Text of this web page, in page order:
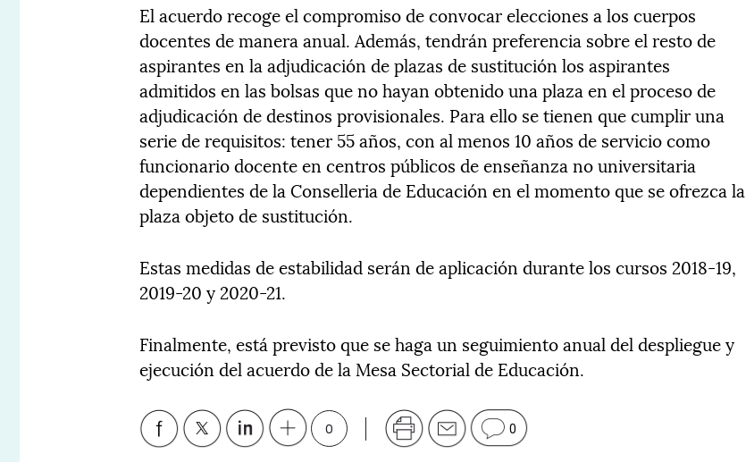
El acuerdo recoge el compromiso de convocar elecciones a los cuerpos
docentes de manera anual. Además, tendrán preferencia sobre el resto de
aspirantes en la adjudicación de plazas de sustitución los aspirantes
admitidos en las bolsas que no hayan obtenido una plaza en el proceso de
adjudicación de destinos provisionales. Para ello se tienen que cumplir una
serie de requisitos: tener 55 años, con al menos 10 años de servicio como
funcionario docente en centros públicos de enseñanza no universitaria
dependientes de la Conselleria de Educación en el momento que se ofrezca la
plaza objeto de sustitución.
Estas medidas de estabilidad serán de aplicación durante los cursos 2018-19,
2019-20 y 2020-21.
Finalmente, está previsto que se haga un seguimiento anual del despliegue y
ejecución del acuerdo de la Mesa Sectorial de Educación.
0 0